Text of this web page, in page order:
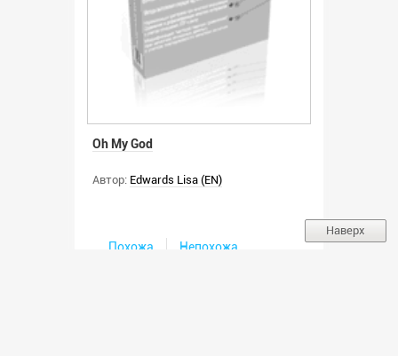
Oh My God
Автор: Edwards Lisa (EN)
Похожа Непохожа
Наверх